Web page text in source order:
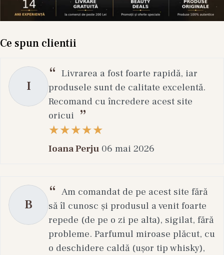
Ce spun clientii
I
Livrarea a fost foarte rapidă, iar
produsele sunt de calitate excelentă.
Recomand cu încredere acest site
oricui
Ioana Perju 06 mai 2026
B
Am comandat de pe acest site fără
să îl cunosc și produsul a venit foarte
repede (de pe o zi pe alta), sigilat, fără
probleme. Parfumul miroase plăcut, cu
o deschidere caldă (ușor tip whisky),